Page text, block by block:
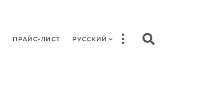
ПРАЙС-ЛИСТ РУССКИЙ